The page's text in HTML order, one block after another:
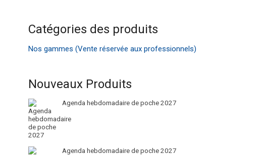
Catégories des produits
Nos gammes (Vente réservée aux professionnels)
Nouveaux Produits
Agenda hebdomadaire de poche 2027
Agenda hebdomadaire de poche 2027